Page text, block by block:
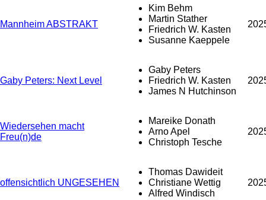
Mannheim ABSTRAKT
Kim Behm
Martin Stather
Friedrich W. Kasten
Susanne Kaeppele
Gaby Peters: Next Level
Gaby Peters
Friedrich W. Kasten
James N Hutchinson
Wiedersehen macht
Freu(n)de
Mareike Donath
Arno Apel
Christoph Tesche
offensichtlich UNGESEHEN
Thomas Dawideit
Christiane Wettig
Alfred Windisch